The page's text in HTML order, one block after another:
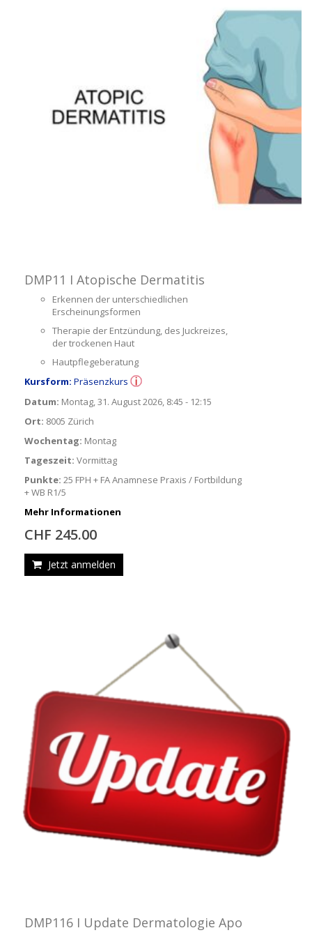
DMP11 I Atopische Dermatitis
Erkennen der unterschiedlichen
Erscheinungsformen
Therapie der Entzündung, des Juckreizes,
der trockenen Haut
Hautpflegeberatung
Kursform: Präsenzkurs
Datum: Montag, 31. August 2026, 8:45 - 12:15
Ort: 8005 Zürich
Wochentag: Montag
Tageszeit: Vormittag
Punkte: 25 FPH + FA Anamnese Praxis / Fortbildung
+ WB R1/5
Mehr Informationen
CHF 245.00
Jetzt anmelden
DMP116 I Update Dermatologie Apo